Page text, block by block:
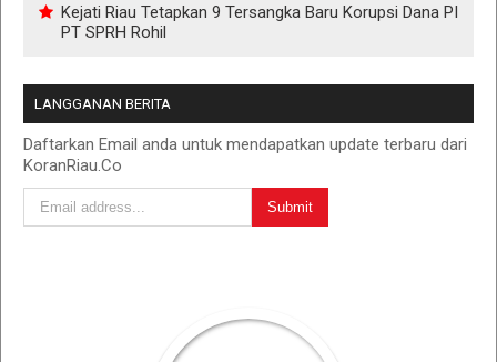
Kejati Riau Tetapkan 9 Tersangka Baru Korupsi Dana PI
PT SPRH Rohil
LANGGANAN BERITA
Daftarkan Email anda untuk mendapatkan update terbaru dari
KoranRiau.Co